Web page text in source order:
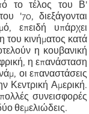
το τέλος του Β'
'70, διεξάγονται
επειδή υπάρχει
του κινήματος κατά
η κουβανική
η επανάσταση
οι επαναστάσεις
Κεντρική Αμερική.
συνεισφορές
θεμελιώδεις.